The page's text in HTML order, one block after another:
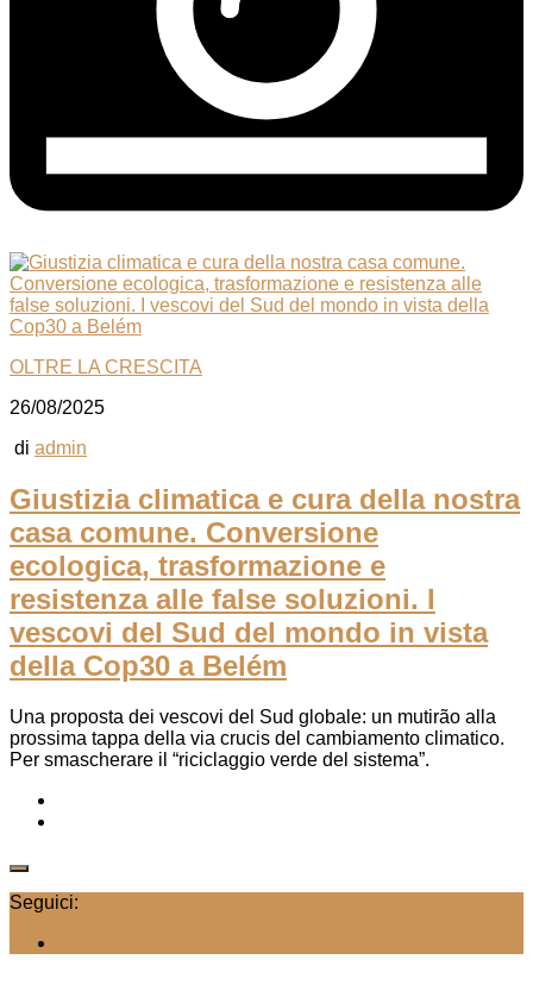
OLTRE LA CRESCITA
26/08/2025
di admin
Giustizia climatica e cura della nostra
casa comune. Conversione
ecologica, trasformazione e
resistenza alle false soluzioni. I
vescovi del Sud del mondo in vista
della Cop30 a Belém
Una proposta dei vescovi del Sud globale: un mutirão alla
prossima tappa della via crucis del cambiamento climatico.
Per smascherare il “riciclaggio verde del sistema”.
Seguici: